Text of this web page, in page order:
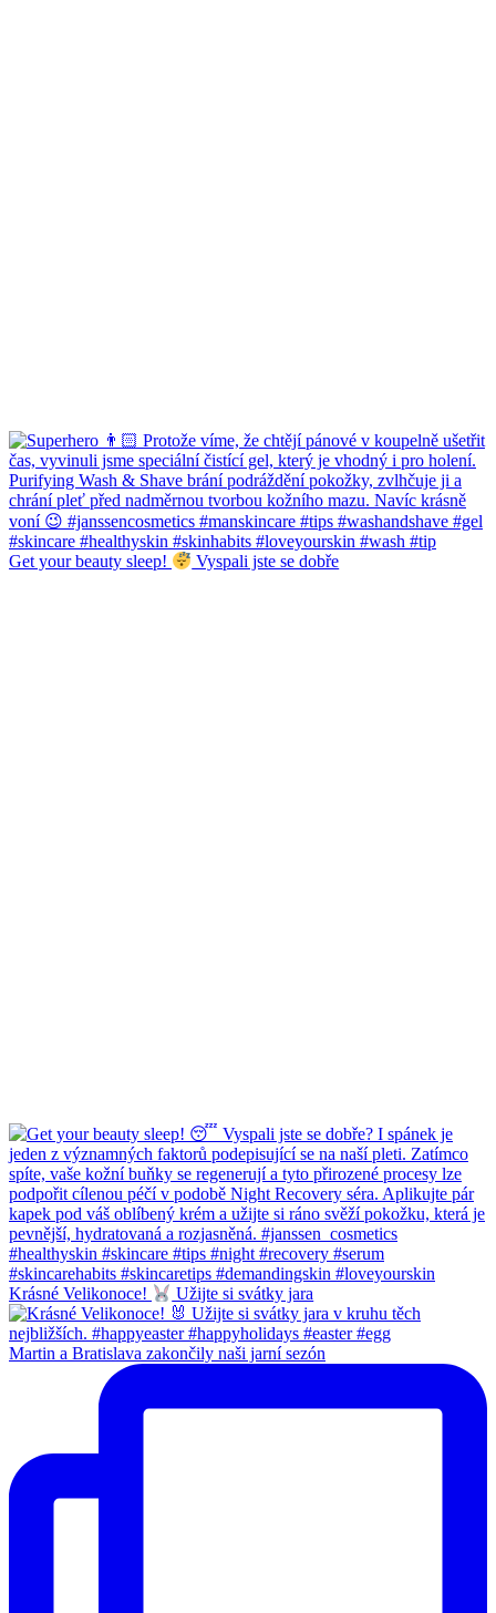
Get your beauty sleep! Vyspali jste se dobře
Krásné Velikonoce! Užijte si svátky jara
Martin a Bratislava zakončily naši jarní sezón